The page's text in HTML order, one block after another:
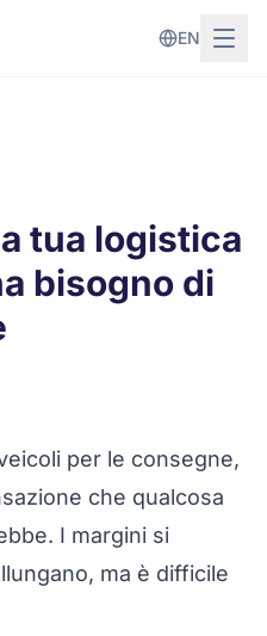
EN
tua logistica
bisogno di
per le consegne,
che qualcosa
I margini si
ma è difficile